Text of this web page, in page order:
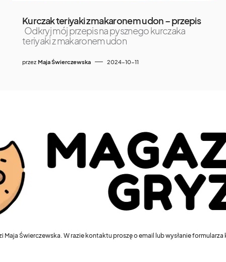
Kurczak teriyaki z makaronem udon – przepis
Odkryj mój przepis na pysznego kurczaka
teriyaki z makaronem udon
przez Maja Świerczewska 2024-10-11
Maja Świerczewska. W razie kontaktu proszę o email lub wysłanie